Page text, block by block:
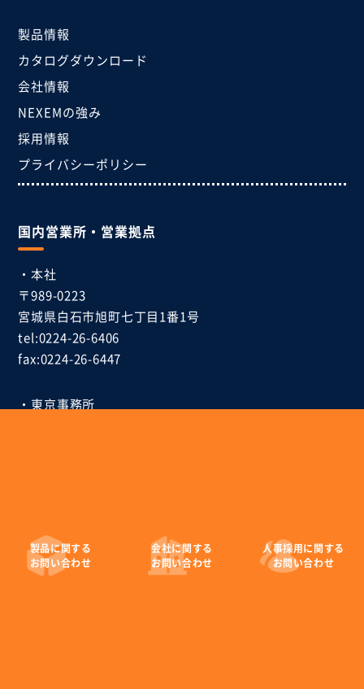
製品に関する
お問い合わせ
会社に関する
お問い合わせ
人事採用に関する
お問い合わせ
製品情報
カタログダウンロード
会社情報
NEXEMの強み
採用情報
プライバシーポリシー
国内営業所・営業拠点
・本社
〒989-0223
宮城県白石市旭町七丁目1番1号
tel:0224-26-6406
fax:0224-26-6447
・東京事務所